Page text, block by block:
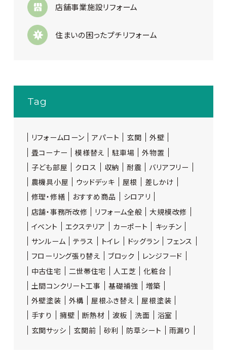
店舗事業施設リフォーム
住まいの困ったプチリフォーム
Tag
リフォームローン アパート 玄関
外壁
畳コーナー
模様替え 駐車場
外物置
子ども部屋
クロス 収納 耐震
バリアフリー
農機具小屋
ウッドデッキ 屋根
差しかけ
修理・修繕
おすすめ商品
シロアリ
店舗・事務所改修
リフォーム全般
大規模改修
イベント
エクステリア カーポート
キッチン
サンルーム
テラス トイレ ドッグラン
フェンス
フローリング張り替え
ブロック
レンジフード
中古住宅
二世帯住宅 人工芝
化粧台
土間コンクリート工事
基礎補強
増築
外壁塗装
外構 屋根ふき替え
屋根塗装
手すり
擁壁 断熱材 波板 洗面
浴室
玄関サッシ
玄関前 砂利 防草シート 雨漏り